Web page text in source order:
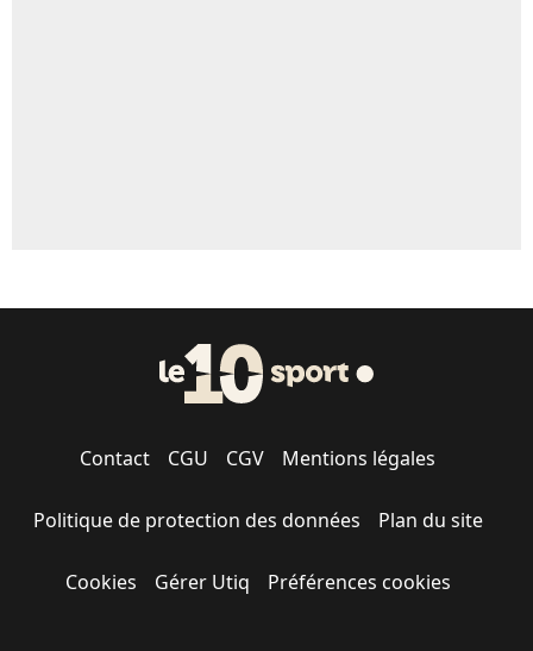
Contact CGU CGV Mentions légales
Politique de protection des données Plan du site
Cookies Gérer Utiq Préférences cookies